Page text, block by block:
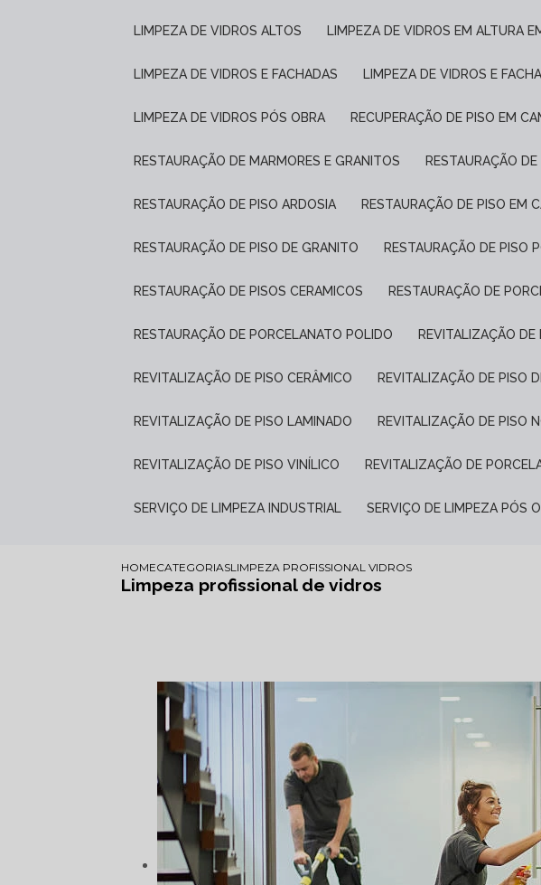
LIMPEZA DE VIDROS ALTOS LIMPEZA DE VIDROS EM ALTURA
LIMPEZA DE VIDROS E FACHADAS LIMPEZA DE VIDROS E
LIMPEZA DE VIDROS PÓS OBRA RECUPERAÇÃO DE PISO EM
RESTAURAÇÃO DE MARMORES E GRANITOS RESTAURAÇÃO
RESTAURAÇÃO DE PISO ARDOSIA RESTAURAÇÃO DE PISO EM
RESTAURAÇÃO DE PISO DE GRANITO RESTAURAÇÃO DE PISO
RESTAURAÇÃO DE PISOS CERAMICOS RESTAURAÇÃO DE
RESTAURAÇÃO DE PORCELANATO POLIDO REVITALIZAÇÃO
REVITALIZAÇÃO DE PISO CERÂMICO REVITALIZAÇÃO DE PISO
REVITALIZAÇÃO DE PISO LAMINADO REVITALIZAÇÃO DE PISO
REVITALIZAÇÃO DE PISO VINÍLICO REVITALIZAÇÃO DE
SERVIÇO DE LIMPEZA INDUSTRIAL SERVIÇO DE LIMPEZA PÓS
HOMECATEGORIASLIMPEZA PROFISSIONAL VIDROS
Limpeza profissional de vidros